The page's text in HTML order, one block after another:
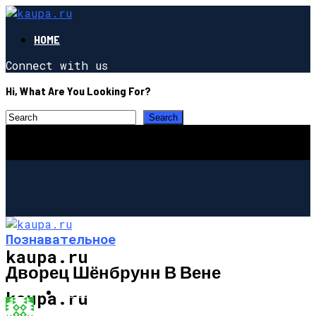
HOME
Connect with us
Hi, What Are You Looking For?
kaupa.ru
kaupa.ru
Познавательное
Дворец Шёнбрунн В Вене